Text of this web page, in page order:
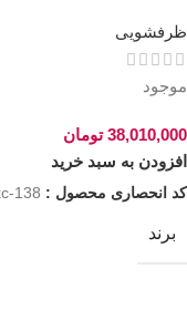
ظرفشویی
موجود
38,010,000 تومان
افزودن به سبد خرید
کد انحصاری محصول : 138
برند